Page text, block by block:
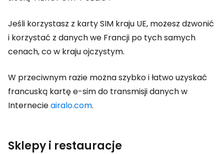
Jeśli korzystasz z karty SIM kraju UE, możesz dzwonić
i korzystać z danych we Francji po tych samych
cenach, co w kraju ojczystym.
W przeciwnym razie można szybko i łatwo uzyskać
francuską kartę e-sim do transmisji danych w
Internecieairalo.com.
Sklepy i restauracje